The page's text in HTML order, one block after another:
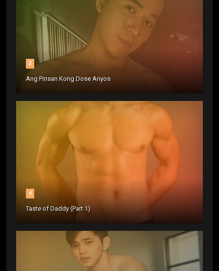
3
Ang Pinsan Kong Dose Anyos
4
Taste of Daddy (Part 1)